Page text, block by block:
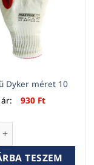
Dyker méret 10
930 Ft
Dyker méret 10
TESZEM